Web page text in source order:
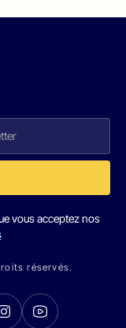
vous acceptez nos
réservés.